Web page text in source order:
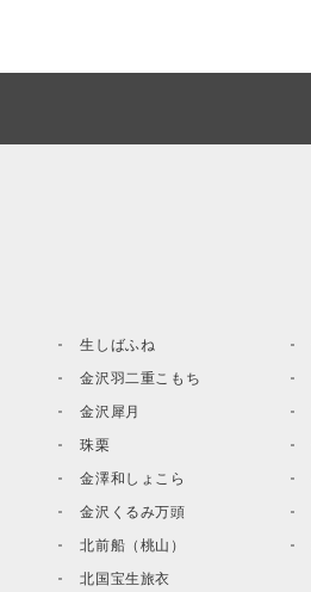
生しばふね
金沢羽二重こもち
金沢犀月
珠栗
金澤和しょこら
金沢くるみ万頭
北前船（桃山）
北国宝生旅衣